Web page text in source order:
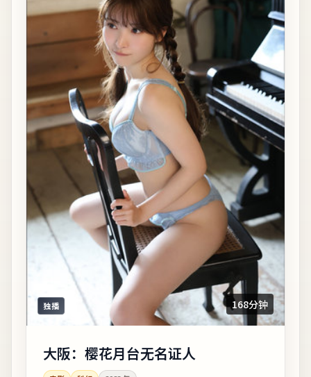
独播 168分钟
大阪：樱花月台无名证人